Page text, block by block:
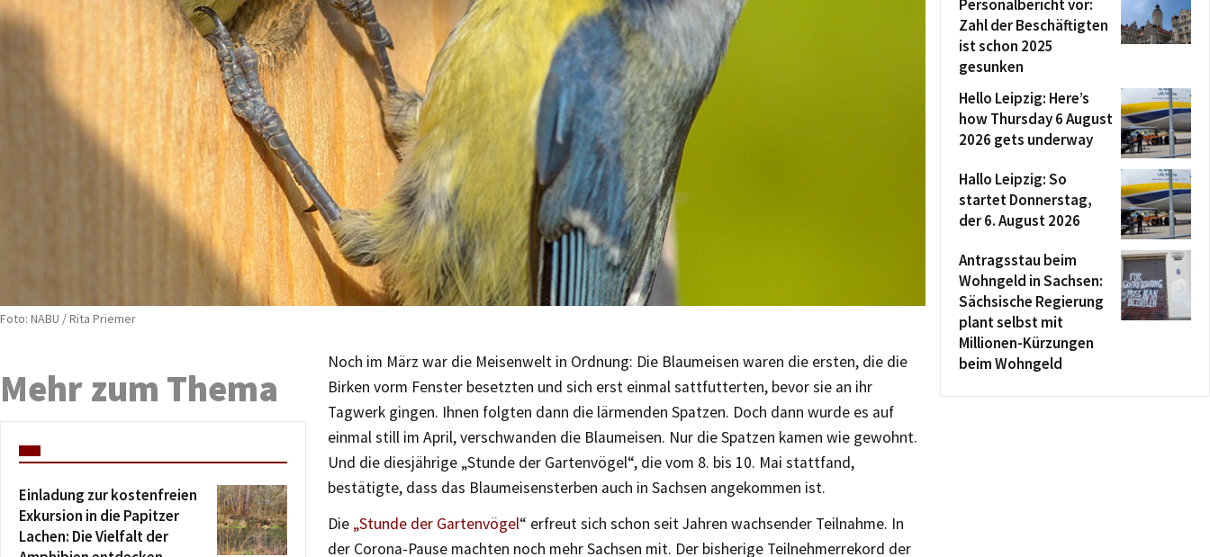
Foto: NABU / Rita Priemer
Noch im März war die Meisenwelt in Ordnung: Die Blaumeisen waren die ersten, die die
Birken vorm Fenster besetzten und sich erst einmal sattfutterten, bevor sie an ihr
Tagwerk gingen. Ihnen folgten dann die lärmenden Spatzen. Doch dann wurde es auf
einmal still im April, verschwanden die Blaumeisen. Nur die Spatzen kamen wie gewohnt.
Und die diesjährige „Stunde der Gartenvögel“, die vom 8. bis 10. Mai stattfand,
bestätigte, dass das Blaumeisensterben auch in Sachsen angekommen ist.
Die „Stunde der Gartenvögel“ erfreut sich schon seit Jahren wachsender Teilnahme. In
der Corona-Pause machten noch mehr Sachsen mit. Der bisherige Teilnehmerrekord der
Mehr zum Thema
Einladung zur kostenfreien
Exkursion in die Papitzer
Lachen: Die Vielfalt der
Personalbericht vor:
Zahl der Beschäftigten
ist schon 2025
gesunken
Hello Leipzig: Here’s
how Thursday 6 August
2026 gets underway
Hallo Leipzig: So
startet Donnerstag,
der 6. August 2026
Antragsstau beim
Wohngeld in Sachsen:
Sächsische Regierung
plant selbst mit
Millionen-Kürzungen
beim Wohngeld